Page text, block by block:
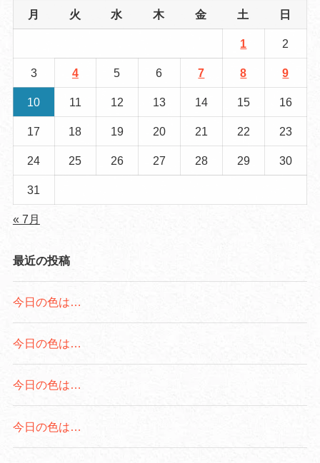
月 火 水 木 金 土 日
1 2
3 4 5 6 7 8 9
10 11 12 13 14 15 16
17 18 19 20 21 22 23
24 25 26 27 28 29 30
31
« 7月
最近の投稿
今日の色は…
今日の色は…
今日の色は…
今日の色は…